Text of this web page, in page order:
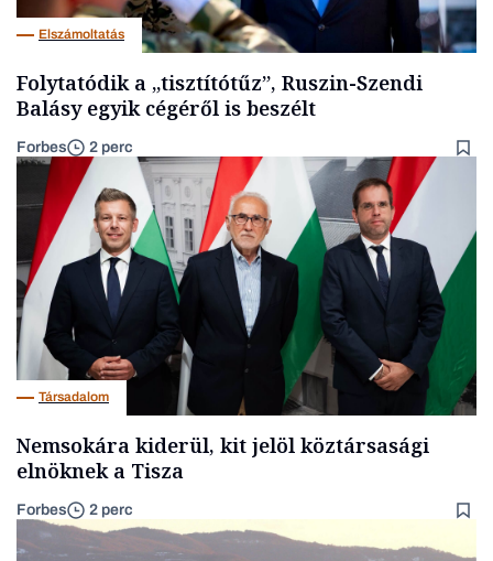
Elszámoltatás
Folytatódik a „tisztítótűz”, Ruszin-Szendi
Balásy egyik cégéről is beszélt
Forbes 2 perc
Társadalom
Nemsokára kiderül, kit jelöl köztársasági
elnöknek a Tisza
Forbes 2 perc